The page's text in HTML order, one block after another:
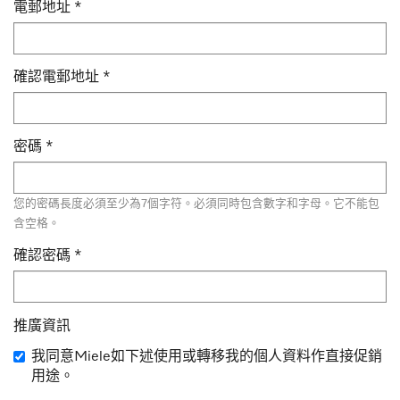
電郵地址 *
確認電郵地址 *
密碼 *
您的密碼長度必須至少為7個字符。必須同時包含數字和字母。它不能包
含空格。
確認密碼 *
推廣資訊
我同意Miele如下述使用或轉移我的個人資料作直接促銷
用途。